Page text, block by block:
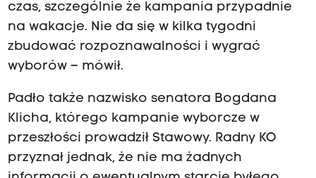
czas, szczególnie że kampania przypadnie
na wakacje. Nie da się w kilka tygodni
zbudować rozpoznawalności i wygrać
wyborów – mówił.
Padło także nazwisko senatora Bogdana
Klicha, którego kampanie wyborcze w
przeszłości prowadził Stawowy. Radny KO
przyznał jednak, że nie ma żadnych